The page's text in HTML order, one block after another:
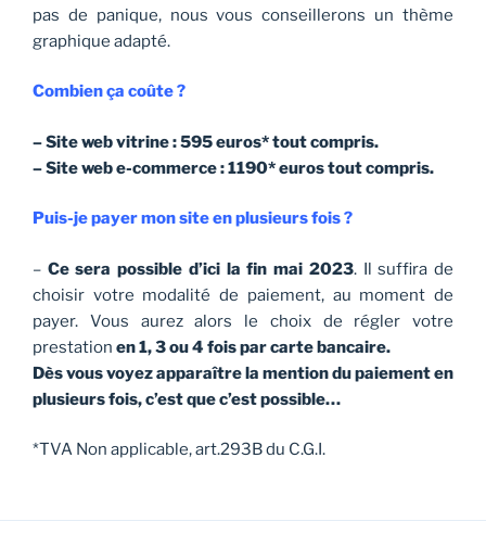
pas de panique, nous vous conseillerons un thème
graphique adapté.
Combien ça coûte ?
– Site web vitrine : 595 euros* tout compris.
– Site web e-commerce : 1190* euros tout compris.
Puis-je payer mon site en plusieurs fois ?
– Ce sera possible d’ici la fin mai 2023. Il suffira de
choisir votre modalité de paiement, au moment de
payer. Vous aurez alors le choix de régler votre
prestation en 1, 3 ou 4 fois par carte bancaire.
Dès vous voyez apparaître la mention du paiement en
plusieurs fois, c’est que c’est possible…
*TVA Non applicable, art.293B du C.G.I.